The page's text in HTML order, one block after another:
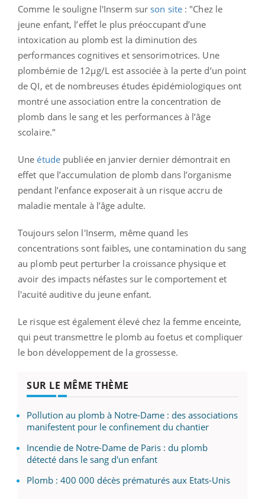
Comme le souligne l'Inserm surson site: "Chez le
jeune enfant, l’effet le plus préoccupant d’une
intoxication au plomb est la diminution des
performances cognitives et sensorimotrices. Une
plombémie de 12μg/L est associée à la perte d’un point
de QI, et de nombreuses études épidémiologiques ont
montré une association entre la concentration de
plomb dans le sang et les performances à l’âge
scolaire."
Uneétudepubliée en janvier dernier démontrait en
effet que l’accumulation de plomb dans l’organisme
pendant l’enfance exposerait à un risque accru de
maladie mentale à l’âge adulte.
Toujours selon l'Inserm, même quand les
concentrations sont faibles, une contamination du sang
au plomb peut perturber la croissance physique et
avoir des impacts néfastes sur le comportement et
l'acuité auditive du jeune enfant.
Le risque est également élevé chez la femme enceinte,
qui peut transmettre le plomb au foetus et compliquer
le bon développement de la grossesse.
SUR LE MÊME THÈME
Pollution au plomb à Notre-Dame : des associations
manifestent pour le confinement du chantier
Incendie de Notre-Dame de Paris : du plomb
détecté dans le sang d'un enfant
Plomb : 400 000 décès prématurés aux Etats-Unis